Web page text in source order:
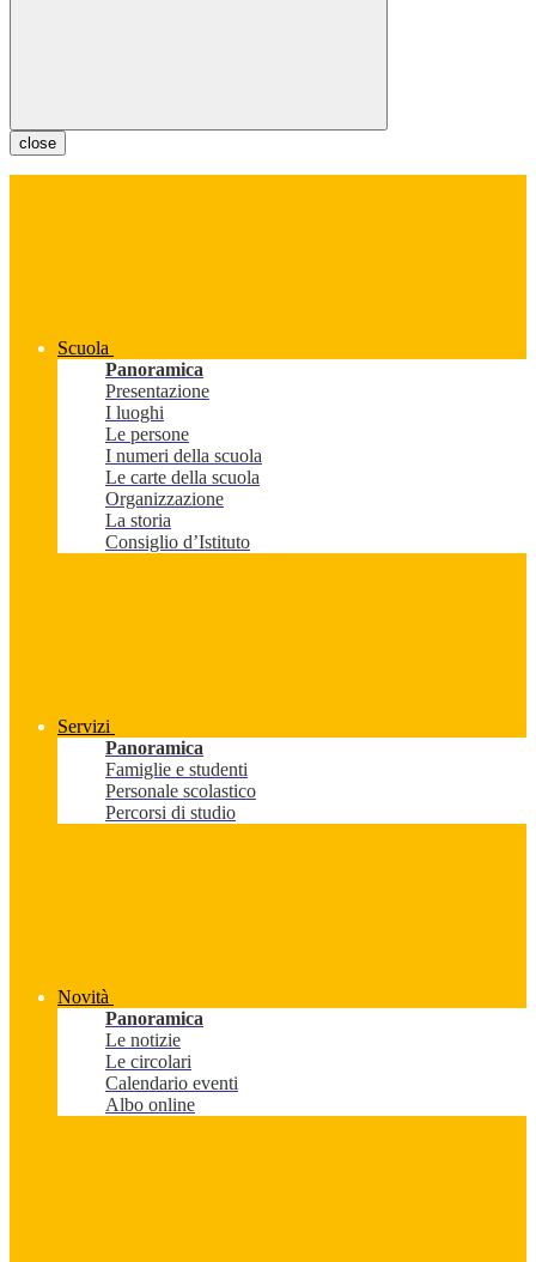
close
Scuola
Panoramica
Presentazione
I luoghi
Le persone
I numeri della scuola
Le carte della scuola
Organizzazione
La storia
Consiglio d’Istituto
Servizi
Panoramica
Famiglie e studenti
Personale scolastico
Percorsi di studio
Novità
Panoramica
Le notizie
Le circolari
Calendario eventi
Albo online